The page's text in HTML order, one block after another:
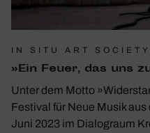
IN SITU ART SOCIETY
»Ein Feuer, das uns
Unter dem Motto
Festival für Neue Musik aus
Juni 2023 im Dialograum